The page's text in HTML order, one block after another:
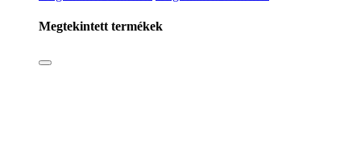
Megtekintett termékek